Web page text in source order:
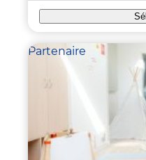
Partenaire